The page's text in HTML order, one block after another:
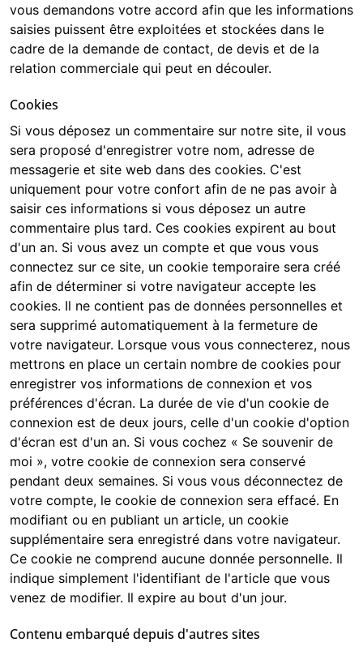
vous demandons votre accord afin que les informations
saisies puissent être exploitées et stockées dans le
cadre de la demande de contact, de devis et de la
relation commerciale qui peut en découler.
Cookies
Si vous déposez un commentaire sur notre site, il vous
sera proposé d'enregistrer votre nom, adresse de
messagerie et site web dans des cookies. C'est
uniquement pour votre confort afin de ne pas avoir à
saisir ces informations si vous déposez un autre
commentaire plus tard. Ces cookies expirent au bout
d'un an. Si vous avez un compte et que vous vous
connectez sur ce site, un cookie temporaire sera créé
afin de déterminer si votre navigateur accepte les
cookies. Il ne contient pas de données personnelles et
sera supprimé automatiquement à la fermeture de
votre navigateur. Lorsque vous vous connecterez, nous
mettrons en place un certain nombre de cookies pour
enregistrer vos informations de connexion et vos
préférences d'écran. La durée de vie d'un cookie de
connexion est de deux jours, celle d'un cookie d'option
d'écran est d'un an. Si vous cochez « Se souvenir de
moi », votre cookie de connexion sera conservé
pendant deux semaines. Si vous vous déconnectez de
votre compte, le cookie de connexion sera effacé. En
modifiant ou en publiant un article, un cookie
supplémentaire sera enregistré dans votre navigateur.
Ce cookie ne comprend aucune donnée personnelle. Il
indique simplement l'identifiant de l'article que vous
venez de modifier. Il expire au bout d'un jour.
Contenu embarqué depuis d'autres sites